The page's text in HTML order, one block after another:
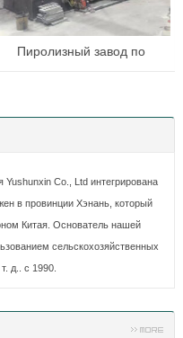
Установка непрерывного
Co., Ltd интегрирована
в провинции Хэнань, который
Китая. Основатель нашей
сельскохозяйственных
д.. с 1990.